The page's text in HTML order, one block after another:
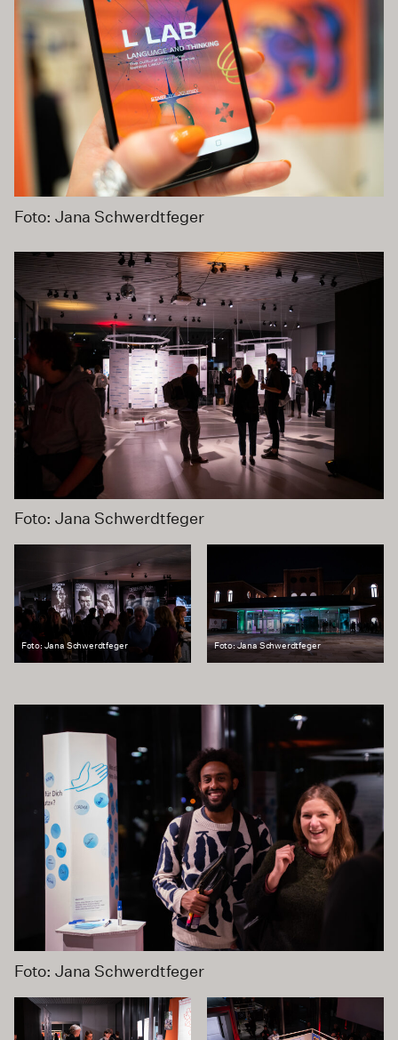
Foto: Jana Schwerdtfeger
Foto: Jana Schwerdtfeger
Foto: Jana Schwerdtfeger Foto: Jana Schwerdtfeger
Foto: Jana Schwerdtfeger